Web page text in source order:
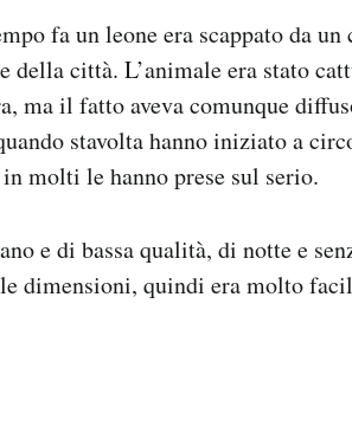
fa un leone era scappato da un
della città. L’animale era stato
ma il fatto aveva comunque
stavolta hanno iniziato a
molti le hanno prese sul serio.
e di bassa qualità, di notte e
dimensioni, quindi era molto